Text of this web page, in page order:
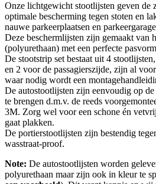
Onze lichtgewicht stootlijsten geven de
optimale bescherming tegen stoten en
nauwe parkeerplaatsen en
Deze beschermlijsten zijn gemaakt van
(polyurethaan) met een perfecte
De stootstrip set bestaat uit 4
en 2 voor de passagierszijde, zijn al
waar nodig wordt een
De autostootlijsten zijn eenvoudig op
te brengen d.m.v. de reeds
3M. Zorg wel voor een schone én
gaat plakken.
De portierstootlijsten zijn bestendig
wasstraat-proof.
Note: De autostootlijsten worden
polyurethaan maar zijn ook in kleur te